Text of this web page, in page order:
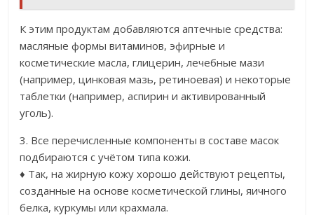
К этим продуктам добавляются аптечные средства:
масляные формы витаминов, эфирные и
косметические масла, глицерин, лечебные мази
(например, цинковая мазь, ретиноевая) и некоторые
таблетки (например, аспирин и активированный
уголь).
3. Все перечисленные компоненты в составе масок
подбираются с учётом типа кожи.
♦ Так, на жирную кожу хорошо действуют рецепты,
созданные на основе косметической глины, яичного
белка, куркумы или крахмала.